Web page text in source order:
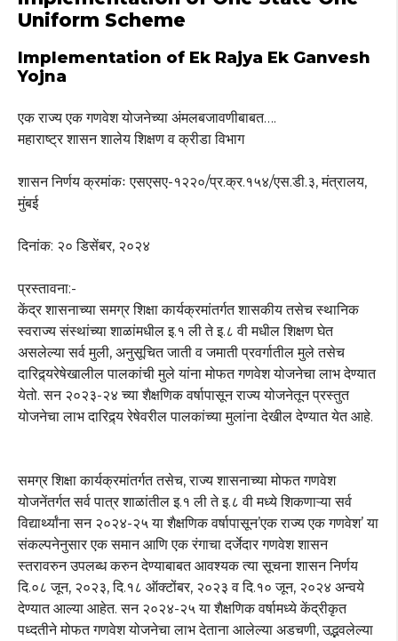
Uniform Scheme
Implementation of Ek Rajya Ek Ganvesh
Yojna
एक राज्य एक गणवेश योजनेच्या अंमलबजावणीबाबत….
महाराष्ट्र शासन शालेय शिक्षण व क्रीडा विभाग
शासन निर्णय क्रमांकः एसएसए-१२२०/प्र.क्र.१५४/एस.डी.३, मंत्रालय,
मुंबई
दिनांक: २० डिसेंबर, २०२४
प्रस्तावना:-
केंद्र शासनाच्या समग्र शिक्षा कार्यक्रमांतर्गत शासकीय तसेच स्थानिक
स्वराज्य संस्थांच्या शाळांमधील इ.१ ली ते इ.८ वी मधील शिक्षण घेत
असलेल्या सर्व मुली, अनुसूचित जाती व जमाती प्रवर्गातील मुले तसेच
दारिद्र्यरेषेखालील पालकांची मुले यांना मोफत गणवेश योजनेचा लाभ देण्यात
येतो. सन २०२३-२४ च्या शैक्षणिक वर्षापासून राज्य योजनेतून प्रस्तुत
योजनेचा लाभ दारिद्र्य रेषेवरील पालकांच्या मुलांना देखील देण्यात येत आहे.
समग्र शिक्षा कार्यक्रमांतर्गत तसेच, राज्य शासनाच्या मोफत गणवेश
योजनेंतर्गत सर्व पात्र शाळांतील इ.१ ली ते इ.८ वी मध्ये शिकणाऱ्या सर्व
विद्यार्थ्यांना सन २०२४-२५ या शैक्षणिक वर्षापासून’एक राज्य एक गणवेश’ या
संकल्पनेनुसार एक समान आणि एक रंगाचा दर्जेदार गणवेश शासन
स्तरावरुन उपलब्ध करुन देण्याबाबत आवश्यक त्या सूचना शासन निर्णय
दि.०८ जून, २०२३, दि.१८ ऑक्टोंबर, २०२३ व दि.१० जून, २०२४ अन्वये
देण्यात आल्या आहेत. सन २०२४-२५ या शैक्षणिक वर्षामध्ये केंद्रीकृत
पध्दतीने मोफत गणवेश योजनेचा लाभ देताना आलेल्या अडचणी, उद्भवलेल्या